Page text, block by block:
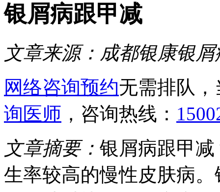
银屑病跟甲减
文章来源： 成都银康银
网络咨询预约无需排队
询医师 ，咨询热线：
文章摘要： 银屑病跟甲
生率较高的慢性皮肤病